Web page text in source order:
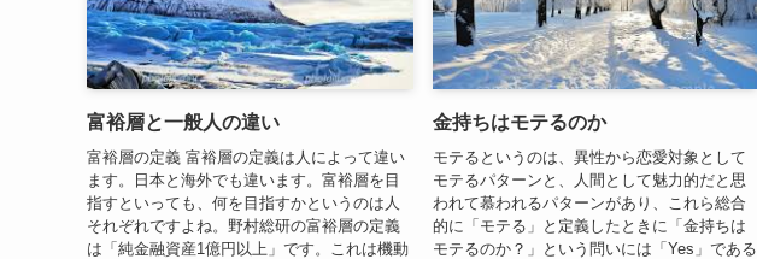
富裕層と一般人の違い
富裕層の定義 富裕層の定義は人によって違い
ます。日本と海外でも違います。富裕層を目
指すといっても、何を目指すかというのは人
それぞれですよね。野村総研の富裕層の定義
は「純金融資産1億円以上」です。これは機動
金持ちはモテるのか
モテるというのは、異性から恋愛対象として
モテるパターンと、人間として魅力的だと思
われて慕われるパターンがあり、これら総合
的に「モテる」と定義したときに「金持ちは
モテるのか？」という問いには「Yes」である